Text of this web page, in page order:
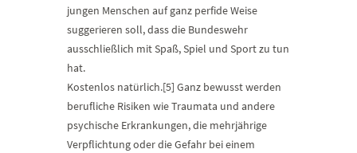
jungen Menschen auf ganz perfide Weise
suggerieren soll, dass die Bundeswehr
ausschließlich mit Spaß, Spiel und Sport zu tun
hat.
Kostenlos natürlich.[5] Ganz bewusst werden
berufliche Risiken wie Traumata und andere
psychische Erkrankungen, die mehrjährige
Verpflichtung oder die Gefahr bei einem